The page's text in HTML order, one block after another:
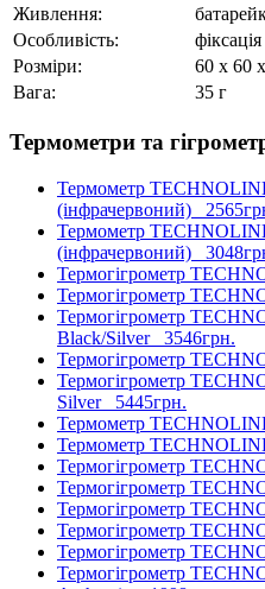
Живлення:
Особливість:
Розміри:
60 x 60
Вага:
35 г
Термометри та
Термометр
(інфрачервоний)
Термометр
(інфрачервоний)
Термогігрометр
Термогігрометр
Термогігрометр
Black/Silver 3546грн.
Термогігрометр
Термогігрометр
Silver 5445грн.
Термометр
Термометр
Термогігрометр
Термогігрометр
Термогігрометр
Термогігрометр
Термогігрометр
Термогігрометр